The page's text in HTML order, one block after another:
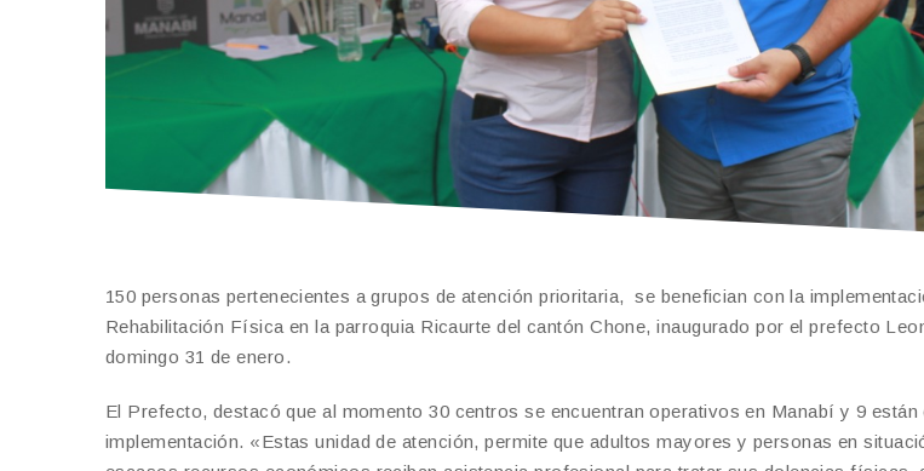
150 personas pertenecientes a grupos de atención prioritaria, se benefician con la
Rehabilitación Física en la parroquia Ricaurte del cantón Chone, inaugurado por el prefecto
domingo 31 de enero.
El Prefecto, destacó que al momento 30 centros se encuentran operativos en Manabí y 9 están
implementación. «Estas unidad de atención, permite que adultos mayores y personas en